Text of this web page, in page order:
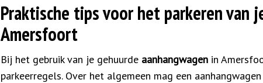
Praktische tips voor het parkeren van
Amersfoort
Bij het gebruik van je gehuurde aanhangwagen in
parkeerregels. Over het algemeen mag een